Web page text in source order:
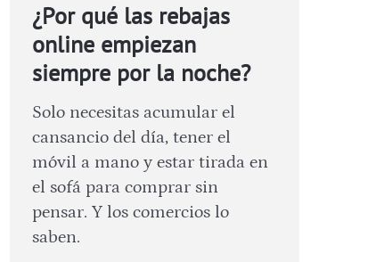
¿Por qué las rebajas
online empiezan
siempre por la noche?
Solo necesitas acumular el
cansancio del día, tener el
móvil a mano y estar tirada en
el sofá para comprar sin
pensar. Y los comercios lo
saben.